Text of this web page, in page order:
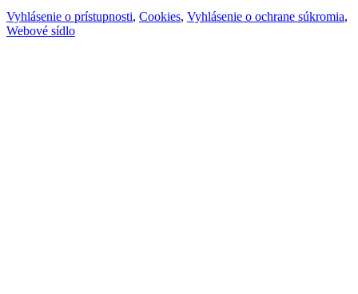
Vyhlásenie o prístupnosti, Cookies, Vyhlásenie o ochrane súkromia,
Webové sídlo